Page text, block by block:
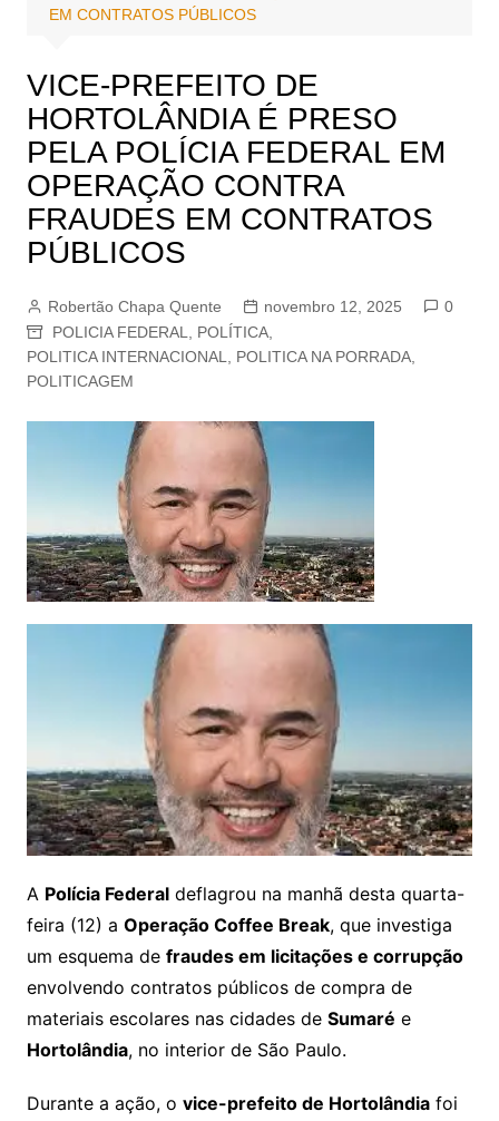
EM CONTRATOS PÚBLICOS
VICE-PREFEITO DE
HORTOLÂNDIA É PRESO
PELA POLÍCIA FEDERAL EM
OPERAÇÃO CONTRA
FRAUDES EM CONTRATOS
PÚBLICOS
Robertão Chapa Quente novembro 12, 2025
0
POLICIA FEDERAL
POLÍTICA,
POLITICA INTERNACIONAL
POLITICA NA PORRADA,
POLITICAGEM
A Polícia Federaldeflagrou na manhã desta quarta-
feira (12) a Operação Coffee Break, que investiga
um esquema de fraudes em licitações e corrupção
envolvendo contratos públicos de compra de
materiais escolares nas cidades de Sumaré e
Hortolândia, no interior de São Paulo.
Durante a ação, o vice-prefeito de Hortolândiafoi